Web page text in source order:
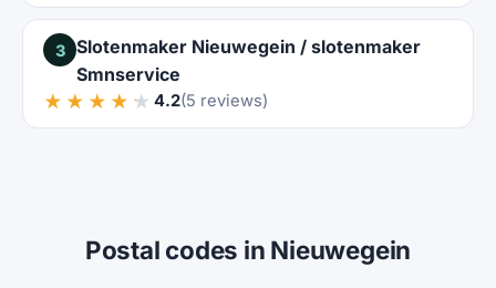
3
Slotenmaker Nieuwegein / slotenmaker
Smnservice
★★★★★ 4.2(5 reviews)
Postal codes in Nieuwegein